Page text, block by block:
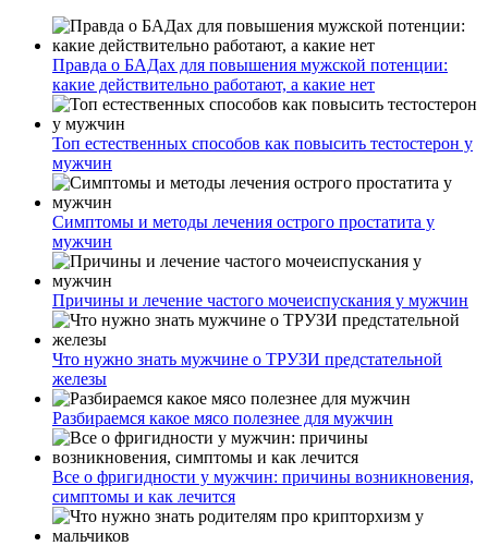
Правда о БАДах для повышения мужской потенции:
какие действительно работают, а какие нет
Топ естественных способов как повысить тестостерон у
мужчин
Симптомы и методы лечения острого простатита у
мужчин
Причины и лечение частого мочеиспускания у мужчин
Что нужно знать мужчине о ТРУЗИ предстательной
железы
Разбираемся какое мясо полезнее для мужчин
Все о фригидности у мужчин: причины возникновения,
симптомы и как лечится